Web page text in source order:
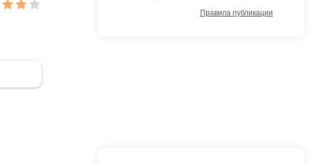
Правила публикации